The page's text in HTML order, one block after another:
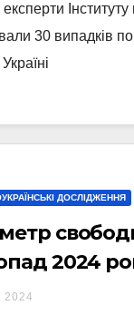
експерти
30 випадків
ДОСЛІДЖЕННЯ
2024
2024